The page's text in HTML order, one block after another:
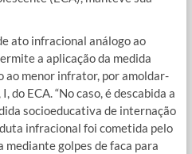
ato infracional análogo ao
a aplicação da medida
ao menor infrator, por amoldar-
do ECA. “No caso, é descabida a
socioeducativa de internação
infracional foi cometida pelo
golpes de faca para